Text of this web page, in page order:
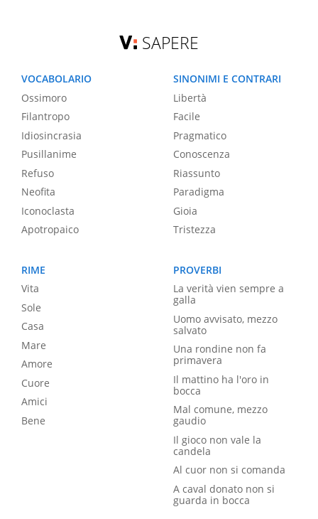
SAPERE
VOCABOLARIO
Ossimoro
Filantropo
Idiosincrasia
Pusillanime
Refuso
Neofita
Iconoclasta
Apotropaico
SINONIMI E CONTRARI
Libertà
Facile
Pragmatico
Conoscenza
Riassunto
Paradigma
Gioia
Tristezza
RIME
Vita
Sole
Casa
Mare
Amore
Cuore
Amici
Bene
PROVERBI
La verità vien sempre a
galla
Uomo avvisato, mezzo
salvato
Una rondine non fa
primavera
Il mattino ha l'oro in
bocca
Mal comune, mezzo
gaudio
Il gioco non vale la
candela
Al cuor non si comanda
A caval donato non si
guarda in bocca